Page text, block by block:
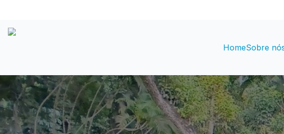
HomeSobre